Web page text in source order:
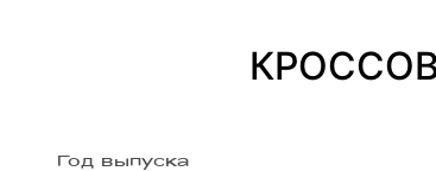
Год выпуска